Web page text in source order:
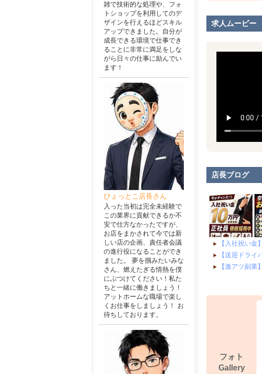
雑で技術的な処理や、フォ
トショップを利用してのデ
ザインを行えるほどスキル
アップできました。自分が
成長できる環境で仕事でき
ることに非常に満足をしな
がら日々の仕事に励んでい
ます！
ひょっとこ店長さん
入った当初は完全未経験で
この業界に貢献できるか不
安で仕方なかったですが、
お店をまかされて今では新
しい店の企画、責任者会議
の進行役になることができ
ました。 夢を掴みたいみな
さん、燃えたぎる情熱を僕
にぶつけてください！私た
ちと一緒に働きましょう！
アットホームな職場で楽し
くお仕事をしましょう！ お
待ちしております。
求人ムービー
店長ブログ
【入社祝い
フォト
Gallery